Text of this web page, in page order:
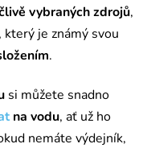
vybraných zdrojů,
, který je známý svou
.
si můžete snadno
na vodu, ať už ho
nemáte výdejník,